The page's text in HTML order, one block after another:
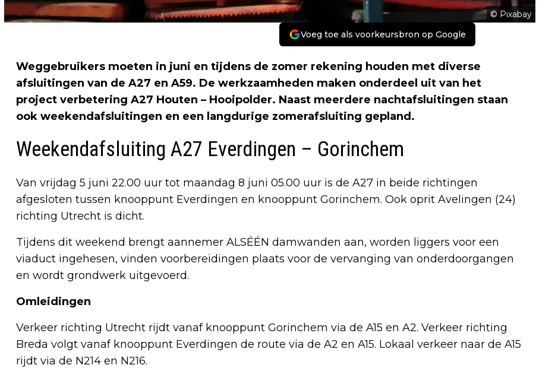
© Pixabay
Voeg toe als voorkeursbron op Google
Weggebruikers moeten in juni en tijdens de zomer rekening houden met diverse
afsluitingen van de A27 en A59. De werkzaamheden maken onderdeel uit van het
project verbetering A27 Houten – Hooipolder. Naast meerdere nachtafsluitingen staan
ook weekendafsluitingen en een langdurige zomerafsluiting gepland.
Weekendafsluiting A27 Everdingen – Gorinchem
Van vrijdag 5 juni 22.00 uur tot maandag 8 juni 05.00 uur is de A27 in beide richtingen
afgesloten tussen knooppunt Everdingen en knooppunt Gorinchem. Ook oprit Avelingen (24)
richting Utrecht is dicht.
Tijdens dit weekend brengt aannemer ALSÉÉN damwanden aan, worden liggers voor een
viaduct ingehesen, vinden voorbereidingen plaats voor de vervanging van onderdoorgangen
en wordt grondwerk uitgevoerd.
Omleidingen
Verkeer richting Utrecht rijdt vanaf knooppunt Gorinchem via de A15 en A2. Verkeer richting
Breda volgt vanaf knooppunt Everdingen de route via de A2 en A15. Lokaal verkeer naar de A15
rijdt via de N214 en N216.